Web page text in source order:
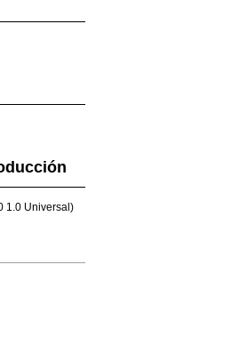
1.0 Universal)